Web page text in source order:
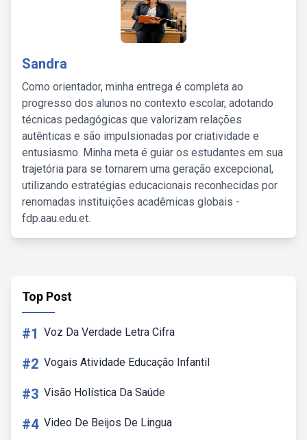
Sandra
Como orientador, minha entrega é completa ao
progresso dos alunos no contexto escolar, adotando
técnicas pedagógicas que valorizam relações
autênticas e são impulsionadas por criatividade e
entusiasmo. Minha meta é guiar os estudantes em sua
trajetória para se tornarem uma geração excepcional,
utilizando estratégias educacionais reconhecidas por
renomadas instituições acadêmicas globais -
fdp.aau.edu.et.
Top Post
#1 Voz Da Verdade Letra Cifra
#2 Vogais Atividade Educação Infantil
#3 Visão Holística Da Saúde
#4 Video De Beijos De Lingua